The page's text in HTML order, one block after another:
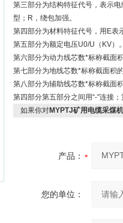
第三部分为结构特征代号，表示
型；R，绕包加强。
第四部分为材料特征代号，用E表
第五部分为额定电压U0/U（KV）
第六部分为动力线芯数*标称截面
第七部分为地线芯数*标称截面积
第八部分为辅助线芯数*标称截面
第四部分第五部分之间用“-"连接
如果你对MYPTJ矿用电缆采煤
产品：
您的单位：